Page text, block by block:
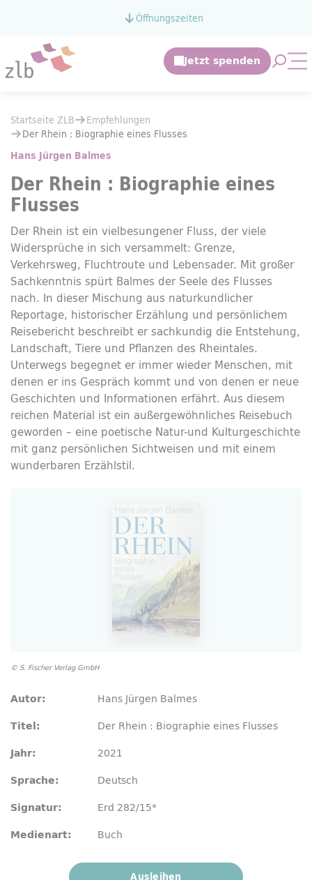
Zum Hauptinhalt springenÖffnungszeiten
Empfehlungen
Der Rhein : Biographie eines Flusses
Sie befinden sich hier:
Startseite ZLB
Empfehlungen
Der Rhein : Biographie eines Flusses
Hans Jürgen Balmes
Der Rhein : Biographie eines
Flusses
Der Rhein ist ein vielbesungener Fluss, der viele
Widersprüche in sich versammelt: Grenze,
Verkehrsweg, Fluchtroute und Lebensader. Mit großer
Sachkenntnis spürt Balmes der Seele des Flusses
nach. In dieser Mischung aus naturkundlicher
Reportage, historischer Erzählung und persönlichem
Reisebericht beschreibt er sachkundig die Entstehung,
Landschaft, Tiere und Pflanzen des Rheintales.
Unterwegs begegnet er immer wieder Menschen, mit
denen er ins Gespräch kommt und von denen er neue
Geschichten und Informationen erfährt. Aus diesem
reichen Material ist ein außergewöhnliches Reisebuch
geworden – eine poetische Natur-und Kulturgeschichte
mit ganz persönlichen Sichtweisen und mit einem
wunderbaren Erzählstil.
© S. Fischer Verlag GmbH
Autor: Hans Jürgen Balmes
Titel: Der Rhein : Biographie eines Flusses
Jahr: 2021
Sprache: Deutsch
Signatur: Erd 282/15*
Medienart: Buch
Ausleihen